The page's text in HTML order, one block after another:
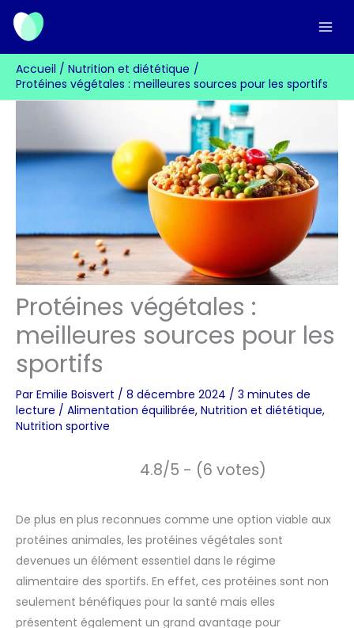
Aller
contenu
Accueil
Nutrition et diététique
Protéines végétales : meilleures sources pour les sportifs
Protéines végétales :
meilleures sources pour les
sportifs
Par Emilie Boisvert / 8 décembre 2024 / 3 minutes de
lecture / Alimentation équilibrée, Nutrition et diététique,
Nutrition sportive
4.8/5 - (6 votes)
De plus en plus reconnues comme une option viable aux
protéines animales, les protéines végétales sont
devenues un élément essentiel dans le régime
alimentaire des sportifs. En effet, ces protéines sont non
seulement bénéfiques pour la santé mais elles
présentent également un grand avantage pour